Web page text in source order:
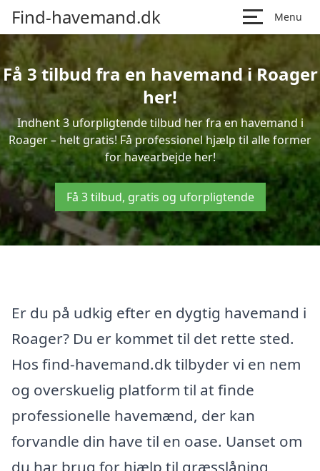
Find-havemand.dk Menu
Få 3 tilbud fra en havemand i Roager
her!
Indhent 3 uforpligtende tilbud her fra en havemand i
Roager – helt gratis! Få professionel hjælp til alle former
for havearbejde her!
Få 3 tilbud, gratis og uforpligtende
Er du på udkig efter en dygtig havemand i
Roager? Du er kommet til det rette sted.
Hos find-havemand.dk tilbyder vi en nem
og overskuelig platform til at finde
professionelle havemænd, der kan
forvandle din have til en oase. Uanset om
du har brug for hjælp til græsslåning,